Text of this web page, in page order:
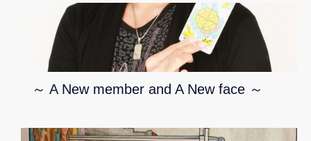
～ A New member and A New face ～